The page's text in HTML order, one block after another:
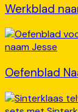
Werkblad
Oefenblad